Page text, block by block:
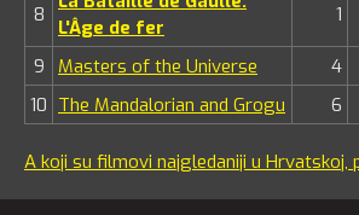
8
L'Âge de fer
1
9 Masters of the Universe 4
10 The Mandalorian and Grogu 6
A koji su filmovi najgledaniji u Hrvatskoj,